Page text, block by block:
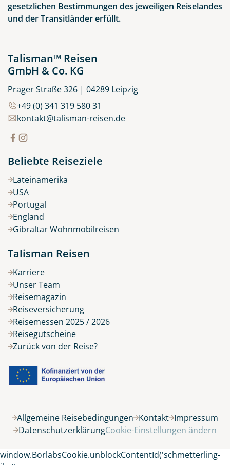
gesetzlichen Bestimmungen des jeweiligen Reiselandes
und der Transitländer erfüllt.
Talisman™ Reisen
GmbH & Co. KG
Prager Straße 326 | 04289 Leipzig
+49 (0) 341 319 580 31
kontakt@talisman-reisen.de
Beliebte Reiseziele
Lateinamerika
USA
Portugal
England
Gibraltar Wohnmobilreisen
Talisman Reisen
Karriere
Unser Team
Reisemagazin
Reiseversicherung
Reisemessen 2025 / 2026
Reisegutscheine
Zurück von der Reise?
Allgemeine Reisebedingungen Kontakt Impressum
DatenschutzerklärungCookie-Einstellungen ändern
window.BorlabsCookie.unblockContentId('schmetterling-